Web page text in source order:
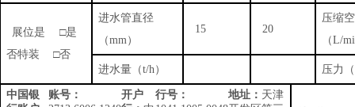
展位是
否特装
□是
□否
进水管直径
（mm ）
15 20
压缩
（L/
进水量（t/h ） 压力（
中国银
账号：
开户
行号：
地址： 天津